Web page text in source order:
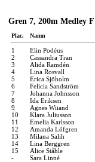
Gren 7, 200m Medley
Plac. Namn
1 Elin Podéus
2
Cassandra Tran
3
Alida Ramdén
4
Lina Rosvall
5
Erica Sjöholm
6
Felicia Sandström
7
Johanna Johnsson
8
Ida Eriksen
9
Agnes Wiiand
10
Klara Juliusson
11
Emelia Karlsson
12
Amanda Löfgren
13
Milana Salih
14
Lina Berggren
15
Alice Ståhle
-
Sara Linné